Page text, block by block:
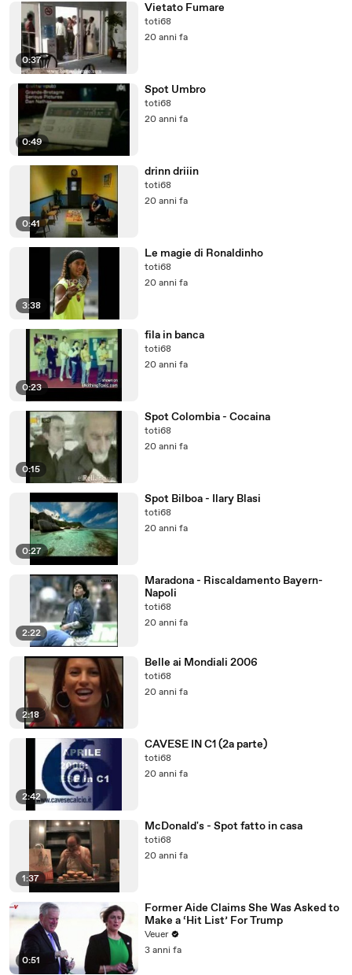
0:37
Vietato Fumare
toti68
20 anni fa
0:49
Spot Umbro
toti68
20 anni fa
0:41
drinn driiin
toti68
20 anni fa
3:38
Le magie di Ronaldinho
toti68
20 anni fa
0:23
fila in banca
toti68
20 anni fa
0:15
Spot Colombia - Cocaina
toti68
20 anni fa
0:27
Spot Bilboa - Ilary Blasi
toti68
20 anni fa
2:22
Maradona - Riscaldamento Bayern-
Napoli
toti68
20 anni fa
2:18
Belle ai Mondiali 2006
toti68
20 anni fa
2:42
CAVESE IN C1 (2a parte)
toti68
20 anni fa
1:37
McDonald's - Spot fatto in casa
toti68
20 anni fa
0:51
Former Aide Claims She Was Asked to
Make a ‘Hit List’ For Trump
Veuer
3 anni fa